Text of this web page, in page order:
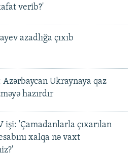
verib?'
azadlığa çıxıb
Azərbaycan Ukraynaya qaz
hazırdır
işi: 'Çamadanlarla çıxarılan
xalqa nə vaxt